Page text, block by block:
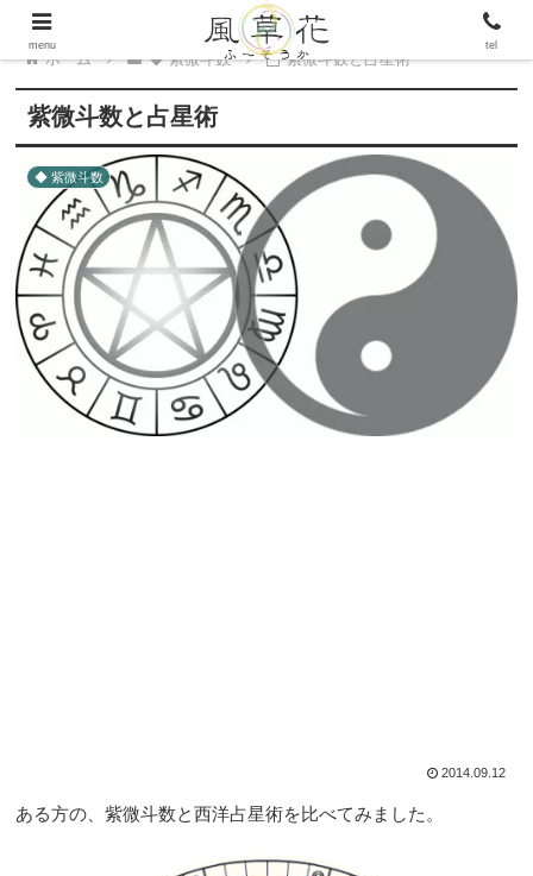
ホーム ◆ 紫微斗数 紫微斗数と占星術
紫微斗数と占星術
◆ 紫微斗数
2014.09.12
ある方の、紫微斗数と西洋占星術を比べてみました。
menu tel